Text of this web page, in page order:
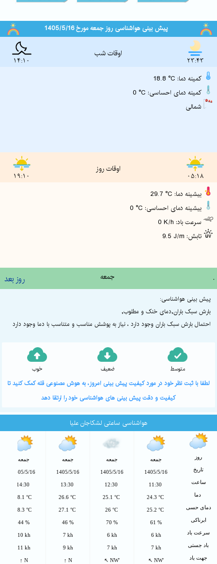
پیش بینی هواشناسی روز جمعه مورخ 1405/5/16
14:10
اوقات شب
23:43
18.8 °C :کمینه دما
0 °C :کمینه دمای احساسی
شمالی
19:10
اوقات روز
05:18
29.7 °C :بیشینه دما
0 °C :بیشینه دمای احساسی
0 K/h :سرعت باد
9.5 J/m :تابش
روز بعد جمعه .
پیش بینی هواشناسی:
بارش سبک باران,دمای خنک و مطلوب,
احتمال بارش سبک باران وجود دارد ، نیاز به پوشش مناسب و متناسب با دما وجود دارد
خوب ضعیف متوسط
لطفا با ثبت نظر خود در مورد کیفیت پیش بینی امروز، به هوش مصنوعی قله کمک کنید تا
کیفیت و دقت پیش بینی های هواشناسی خود را ارتقا دهد
هواشناسی ساعتی لشکاجان علیا
روز
تاریخ
ساعت
دمای حسی
ابرناکی
سرعت باد
باد جستی
جهت باد
جمعه
1405/5/16
11:30
24.3 °C
25.2 °C
61 %
6 kh
7 kh
↖ NW'
جمعه
1405/5/16
12:30
25.1 °C
26 °C
70 %
6 kh
7 kh
↖ NW'
جمعه
1405/5/16
13:30
26.6 °C
27.1 °C
46 %
7 kh
9 kh
↑ N
جمعه
1405/5/16
14:30
28.1 °C
28.3 °C
44 %
10 kh
11 kh
↑ N